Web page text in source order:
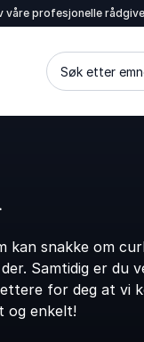
våre profesjonelle
Søk etter
kan snakke om
Samtidig er du
for deg at vi
og enkelt!